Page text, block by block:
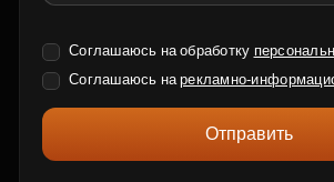
Соглашаюсь на обработку
Соглашаюсь нарекламно-
Отправить